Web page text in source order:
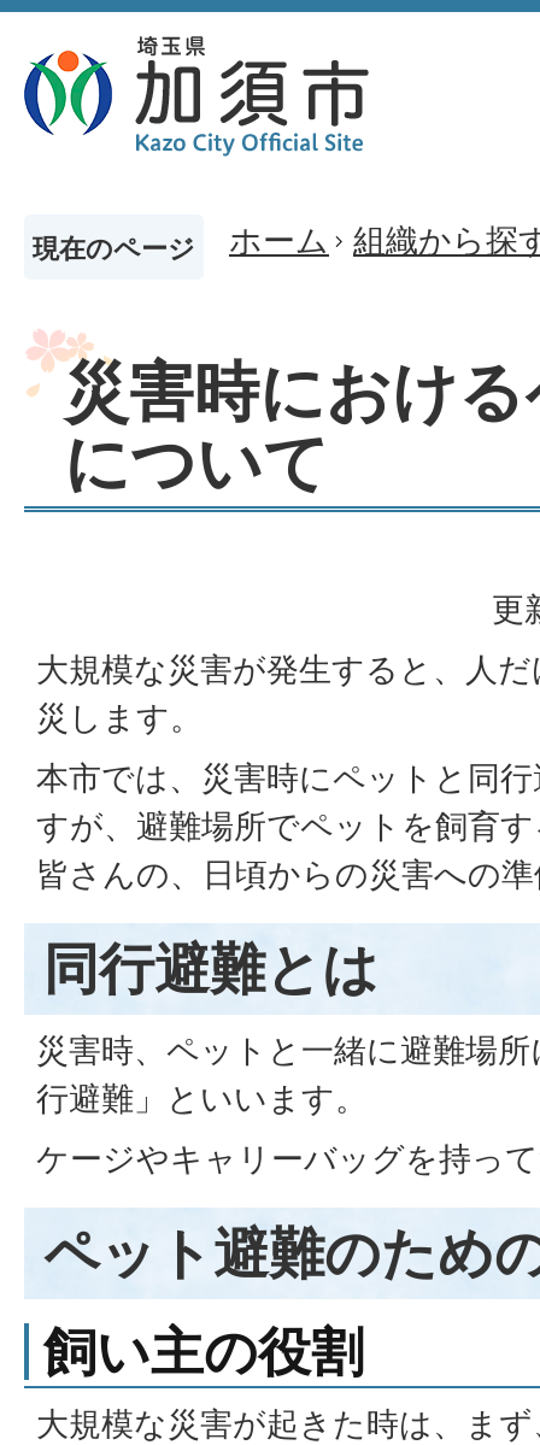
現在のページ ホーム 組織から探
災害時におけ
について
更
大規模な災害が発生すると、人
災します。
本市では、災害時にペットと同
すが、避難場所でペットを飼育
皆さんの、日頃からの災害への
同行避難とは
災害時、ペットと一緒に避難場
行避難」といいます。
ケージやキャリーバッグを持っ
ペット避難のため
飼い主の役割
大規模な災害が起きた時は、ま